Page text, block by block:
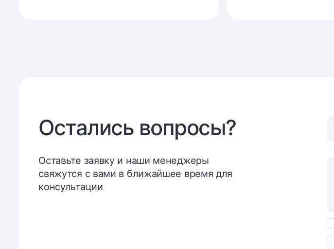
Остались вопросы?
Оставьте заявку и наши менеджеры
свяжутся с вами в ближайшее время для
консультации